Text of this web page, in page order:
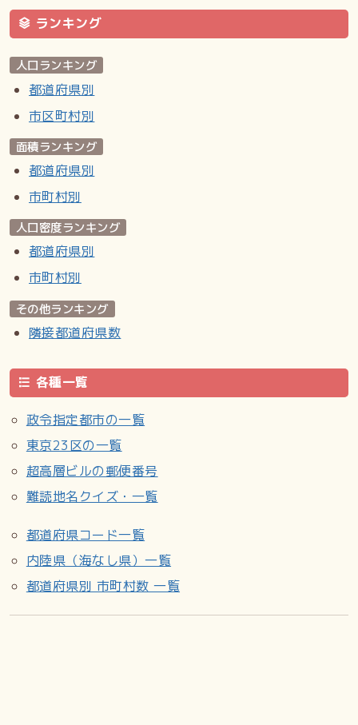
ランキング
人口ランキング
都道府県別
市区町村別
面積ランキング
都道府県別
市町村別
人口密度ランキング
都道府県別
市町村別
その他ランキング
隣接都道府県数
各種一覧
政令指定都市の一覧
東京23区の一覧
超高層ビルの郵便番号
難読地名クイズ・一覧
都道府県コード一覧
内陸県（海なし県）一覧
都道府県別 市町村数 一覧